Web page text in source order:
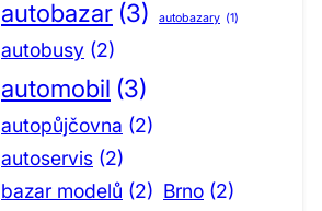
autobazar (3) autobazary (1)
autobusy (2)
automobil (3)
autopůjčovna (2)
autoservis (2)
bazar modelů (2) Brno (2)